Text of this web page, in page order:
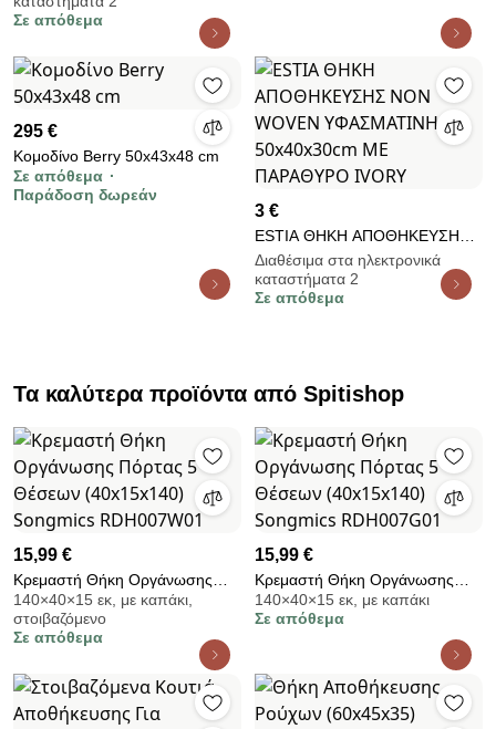
Σε απόθεμα
295 €
Κομοδίνο Berry 50x43x48 cm
Σε απόθεμα
Παράδοση δωρεάν
3 €
ESTIA ΘΗΚΗ ΑΠΟΘΗΚΕΥΣΗΣ
NON WOVEN ΥΦΑΣΜΑΤΙΝΗ
50x40x30cm ΜΕ ΠΑΡΑΘΥΡΟ
IVORY
Διαθέσιμα στα ηλεκτρονικά
καταστήματα 2
Σε απόθεμα
Τα καλύτερα προϊόντα από Spitishop
15,99 €
Κρεμαστή Θήκη Οργάνωσης
Πόρτας 5 Θέσεων (40x15x140)
Songmics RDH007W01
140×40×15 εκ, με καπάκι,
στοιβαζόμενο
Σε απόθεμα
15,99 €
Κρεμαστή Θήκη Οργάνωσης
Πόρτας 5 Θέσεων (40x15x140)
Songmics RDH007G01
140×40×15 εκ, με καπάκι
Σε απόθεμα